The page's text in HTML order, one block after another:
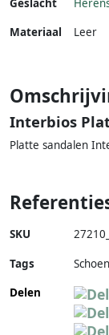
Geslacht
Materiaal
Leer
Interbios
Platte sandalen
SKU
Tags
Delen